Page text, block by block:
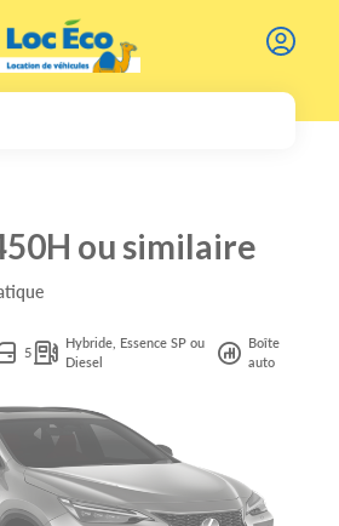
ou similaire
5
Hybride, Essence SP ou
Diesel
Boîte
auto